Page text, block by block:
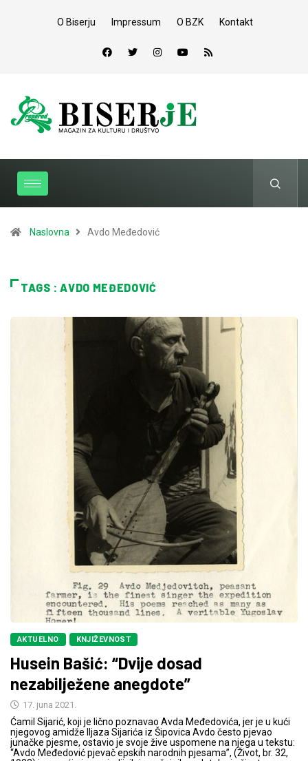
O Biserju Impressum O BZK Kontakt
Naslovna Avdo Međedović
TAGS : AVDO MEĐEDOVIĆ
AKTUELNO KNJIŽEVNOST
Husein Bašić: “Dvije dosad
nezabilježene anegdote”
17. juna 2021.
Ćamil Sijarić, koji je lično poznavao Avda Međedovića, jer je u kući
njegovog amidže Iljaza Sijarića iz Šipovica Avdo često pjevao
junačke pjesme, ostavio je svoje žive uspomene na njega u tekstu:
“Avdo Međedović pjevač epskih narodnih pjesama”, (Život, br. 32,